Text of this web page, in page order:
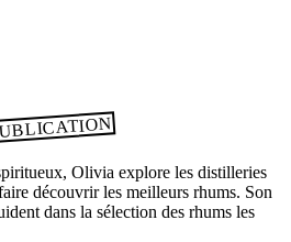
Olivia explore les distilleries
découvrir les meilleurs rhums. Son
dans la sélection des rhums les